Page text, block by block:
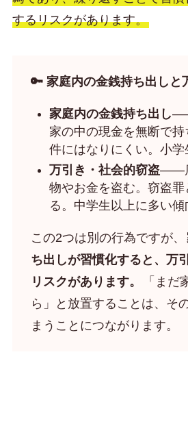
するリスクがあります。
🔑 家庭内の金銭持ち出しと
家庭内の金銭持ち出し
家の中の現金を無断で
件にはなりにくい。小学
万引き・社会的窃盗——
物やお金を盗む。窃盗
る。中学生以上に多い傾
この2つは別の行為ですが、
ち出しが習慣化すると、万
リスクがあります。
「まだ
ら」と放置することは、そ
まうことにつながります。